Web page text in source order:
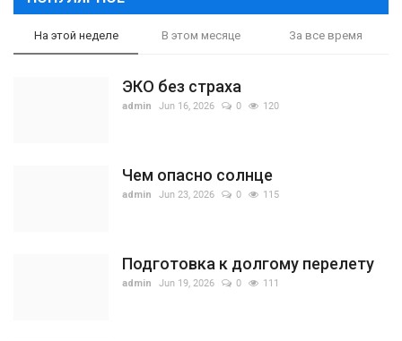
На этой неделе В этом месяце За все время
ЭКО без страха
admin Jun 16, 2026 0 120
Чем опасно солнце
admin Jun 23, 2026 0 115
Подготовка к долгому перелету
admin Jun 19, 2026 0 111